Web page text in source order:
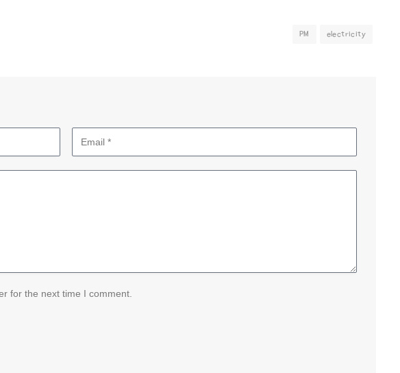
electricity
PM
for the next time I comment.